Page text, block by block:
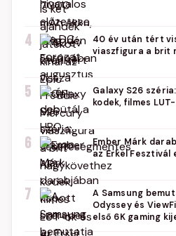
4
40 év után tért
viaszfigura a brit
5
Galaxy S26
kodek, filmes
6
Ember Márk
az Erkel Fesztivál
7
A Samsung
Odyssey és
első 6K gaming